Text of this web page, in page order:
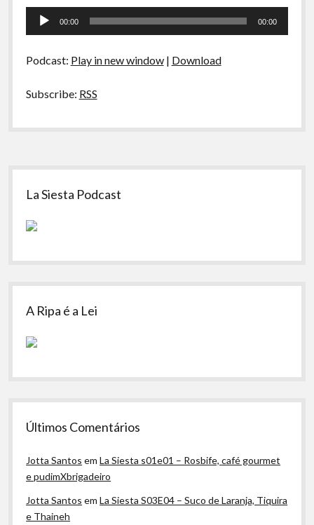
–
–
Tocador
00:00 00:00
Podcast: Play in new window| Download
Subscribe: RSS
Sidebar
La Siesta Podcast
A Ripa é a Lei
Últimos Comentários
Jotta Santos emLa Siesta s01e01 – Rosbife, café gourmet
e pudimXbrigadeiro
Jotta Santos emLa Siesta S03E04 – Suco de Laranja, Tiquira
e Thaineh